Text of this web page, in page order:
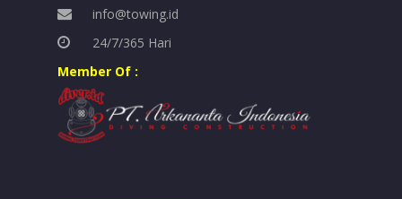
info@towing.id
24/7/365 Hari
Member Of :